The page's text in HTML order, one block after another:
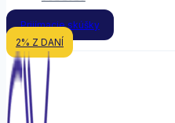
Prijímacie skúšky
2% Z DANÍ